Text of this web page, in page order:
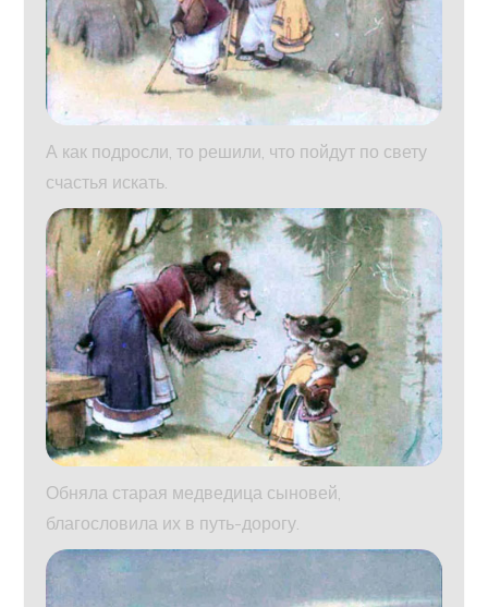
А как подросли, то решили, что пойдут по свету
счастья искать.
Обняла старая медведица сыновей,
благословила их в путь-дорогу.